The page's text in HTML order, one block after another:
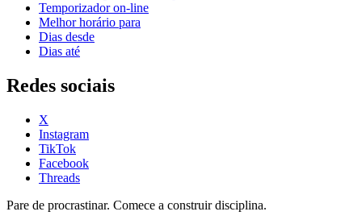
Temporizador on-line
Melhor horário para
Dias desde
Dias até
Redes sociais
X
Instagram
TikTok
Facebook
Threads
Pare de procrastinar. Comece a construir disciplina.